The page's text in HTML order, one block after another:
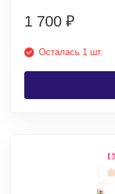
1 700 ₽
Осталась 1 шт.